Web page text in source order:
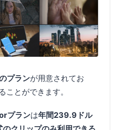
プランが用意されてお
ことができます。
プランは年間239.9ドル